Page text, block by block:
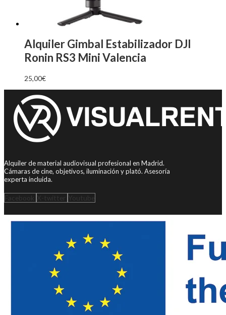
Alquiler Gimbal Estabilizador DJI
Ronin RS3 Mini Valencia
25,00€
Alquiler de material audiovisual profesional en Madrid.
Cámaras de cine, objetivos, iluminación y plató. Asesoría
experta incluida.